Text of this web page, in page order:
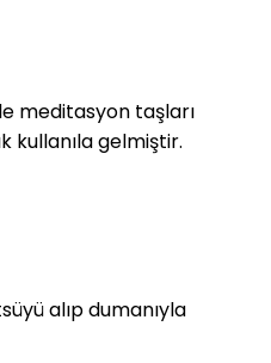
meditasyon taşları
kullanıla gelmiştir.
alıp dumanıyla